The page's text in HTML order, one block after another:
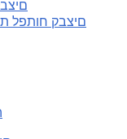
דרכים אחרות